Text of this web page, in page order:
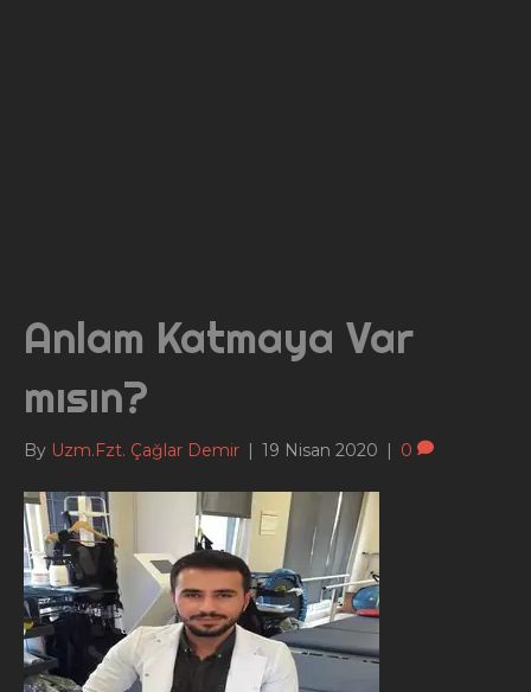
Anlam Katmaya Var
mısın?
By Uzm.Fzt. Çağlar Demir | 19 Nisan 2020 | 0